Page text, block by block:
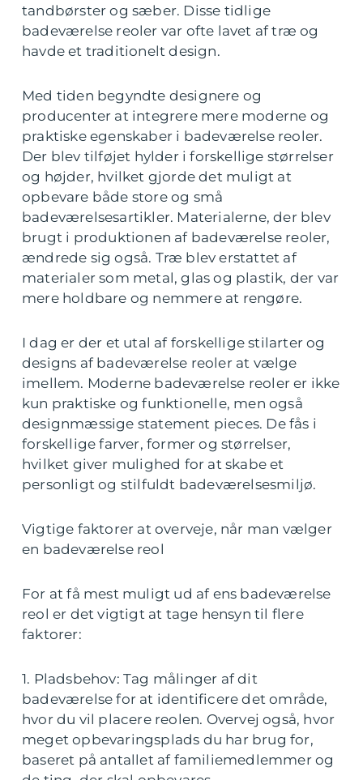
tandbørster og sæber. Disse tidlige
badeværelse reoler var ofte lavet af træ og
havde et traditionelt design.
Med tiden begyndte designere og
producenter at integrere mere moderne og
praktiske egenskaber i badeværelse reoler.
Der blev tilføjet hylder i forskellige størrelser
og højder, hvilket gjorde det muligt at
opbevare både store og små
badeværelsesartikler. Materialerne, der blev
brugt i produktionen af badeværelse reoler,
ændrede sig også. Træ blev erstattet af
materialer som metal, glas og plastik, der var
mere holdbare og nemmere at rengøre.
I dag er der et utal af forskellige stilarter og
designs af badeværelse reoler at vælge
imellem. Moderne badeværelse reoler er ikke
kun praktiske og funktionelle, men også
designmæssige statement pieces. De fås i
forskellige farver, former og størrelser,
hvilket giver mulighed for at skabe et
personligt og stilfuldt badeværelsesmiljø.
Vigtige faktorer at overveje, når man vælger
en badeværelse reol
For at få mest muligt ud af ens badeværelse
reol er det vigtigt at tage hensyn til flere
faktorer:
1. Pladsbehov: Tag målinger af dit
badeværelse for at identificere det område,
hvor du vil placere reolen. Overvej også, hvor
meget opbevaringsplads du har brug for,
baseret på antallet af familiemedlemmer og